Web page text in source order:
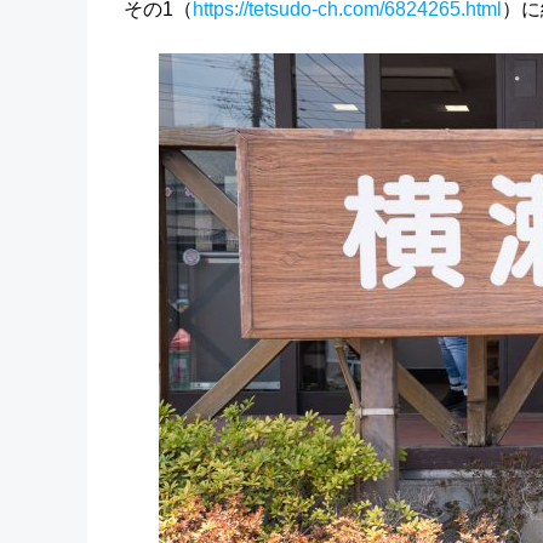
その1（ https://tetsudo-ch.com/6824265.html ）